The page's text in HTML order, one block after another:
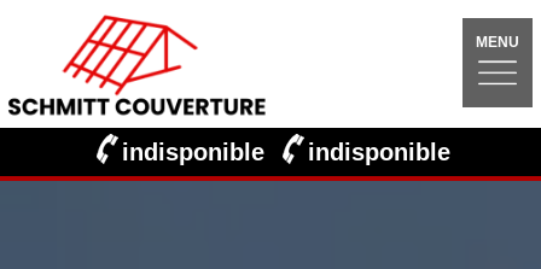
MENU
indisponible indisponible